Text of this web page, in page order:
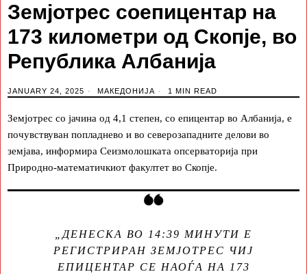
Земјотрес соепицентар на
173 километри од Скопје, во
Република Албанија
JANUARY 24, 2025 МАКЕДОНИЈА 1 MIN READ
Земјотрес со јачина од 4,1 степен, со епицентар во Албанија, е
почувствуван попладнево и во северозападните делови во
земјава, информира Сеизмолошката опсерваторија при
Природно-математичкиот факултет во Скопје.
„ДЕНЕСКА ВО 14:39 МИНУТИ Е
РЕГИСТРИРАН ЗЕМЈОТРЕС ЧИЈ
ЕПИЦЕНТАР СЕ НАОЃА НА 173